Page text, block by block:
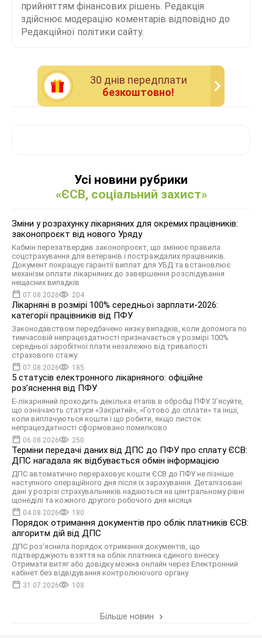
прийняттям фінансових рішень. Редакція
здійснює модерацію коментарів відповідно до
Редакційної політики сайту.
30 днiв передплати
безкоштовно!
Усі новини рубрики
«ЄСВ, соціальний захист»
Зміни у розрахунку лікарняних для окремих працівників:
законопроєкт від нового Уряду
Кабмін перезатвердив законопроєкт, що змінює правила
соцстрахування для ветеранів і постраждалих працівників.
Документ покращує гарантії виплат для УБД та встановлює
механізм оплати лікарняних до завершення розслідування
нещасних випадків
07.08.2026 204
Лікарняні в розмірі 100% середньої зарплати-2026:
категорії працівників від ПФУ
Законодавством передбачено низку випадків, коли допомога по
тимчасовій непрацездатності призначається у розмірі 100%
середньої заробітної плати незалежно від тривалості
страхового стажу
07.08.2026 185
5 статусів електронного лікарняного: офіційне
роз’яснення від ПФУ
Е-лікарняний проходить декілька етапів в обробці ПФУ. З’ясуйте,
що означають статуси «Закритий», «Готово до сплати» та інші,
коли виплачуються кошти і що робити, якщо листок
непрацездатності сформовано помилково
06.08.2026 250
Терміни передачі даних від ДПС до ПФУ про сплату ЄСВ:
ДПС нагадала як відбувається обмін інформацією
ДПС автоматично перераховує кошти ЄСВ до ПФУ не пізніше
наступного операційного дня після їх зарахування. Деталізовані
дані у розрізі страхувальників надаються на центральному рівні
щонеділі та кожного другого робочого дня місяця
04.08.2026 180
Порядок отримання документів про облік платників ЄСВ:
алгоритм дій від ДПС
ДПС роз'яснила порядок отримання документів, що
підтверджують взяття на облік платника єдиного внеску.
Отримати витяг або довідку можна онлайн через Електронний
кабінет без відвідування контролюючого органу
31.07.2026 108
Більше новин